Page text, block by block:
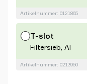
Artikelnummer: 0121865
T-slot
Filtersieb, Al
Artikelnummer: 0213950